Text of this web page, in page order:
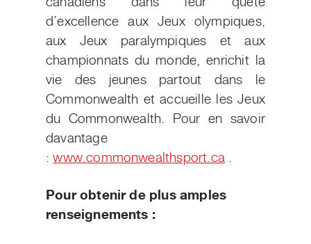
d’excellence aux Jeux olympiques,
aux Jeux paralympiques et aux
championnats du monde, enrichit la
vie des jeunes partout dans le
Commonwealth et accueille les Jeux
du Commonwealth. Pour en savoir
davantage
:www.commonwealthsport.ca.
Pour obtenir de plus amples
renseignements :